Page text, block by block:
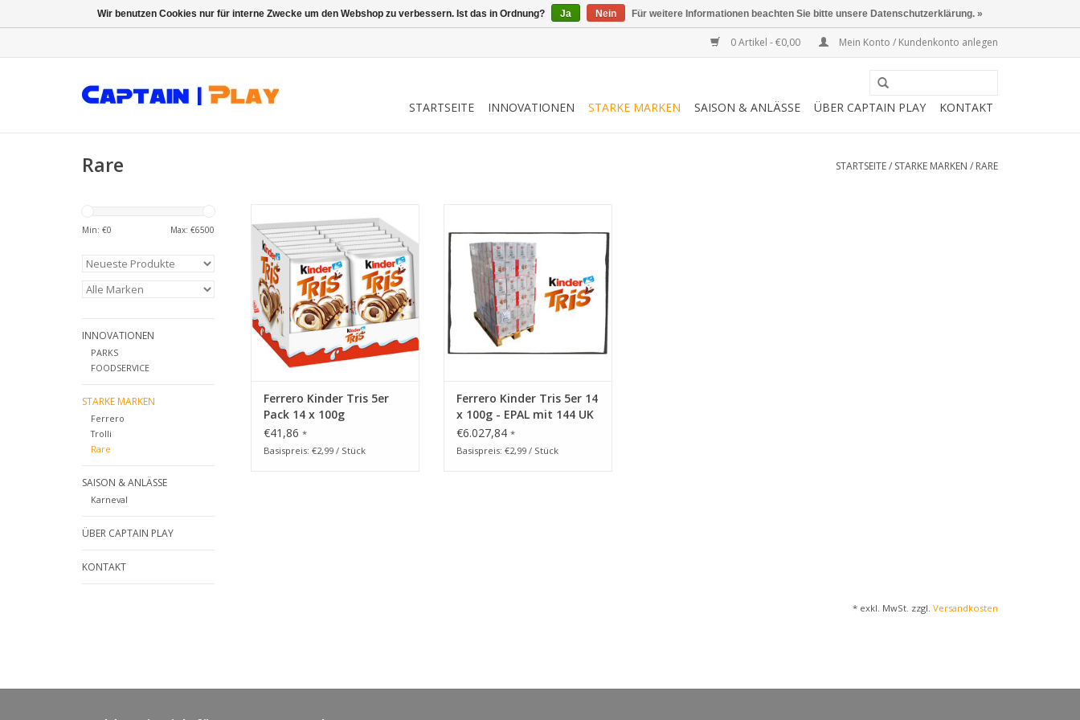
0 Artikel - €0,00 Mein Konto / Kundenkonto anlegen
STARTSEITE INNOVATIONEN STARKE MARKEN SAISON & ANLÄSSE ÜBER CAPTAIN PLAY KONTAKT
Rare STARTSEITE/ STARKE MARKEN / RARE
Min: €0 Max: €6500
INNOVATIONEN
PARKS
FOODSERVICE
STARKE MARKEN
Ferrero
Trolli
Rare
SAISON & ANLÄSSE
Karneval
ÜBER CAPTAIN PLAY
KONTAKT
ZUM WARENKORB HINZUFÜGEN
Ferrero Kinder Tris 5er
Pack 14 x 100g
€41,86 *
Basispreis: €2,99 / Stück
ZUM WARENKORB HINZUFÜGEN
Ferrero Kinder Tris 5er 14
x 100g - EPAL mit 144 UK
€6.027,84 *
Basispreis: €2,99 / Stück
* exkl. MwSt. zzgl. Versandkosten
Wir benutzen Cookies nur für interne Zwecke um den Webshop zu verbessern. Ist das in Ordnung? Ja Nein Für weitere Informationen beachten Sie bitte unsere Datenschutzerklärung. »